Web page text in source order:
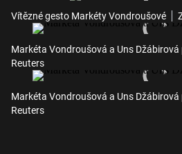
Vítězné gesto Markéty Vondroušové
Markéta Vondroušová a Uns
Reuters
Markéta Vondroušová a Uns
Reuters